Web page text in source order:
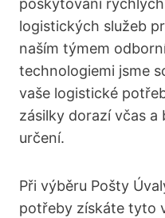
logistických služeb
naším týmem
technologiemi jsme
vaše logistické
zásilky dorazí včas a
určení.
Při výběru Pošty
potřeby získáte tyto